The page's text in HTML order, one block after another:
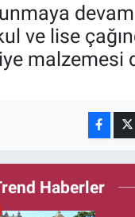
ve lise
malzemesi
Haberler